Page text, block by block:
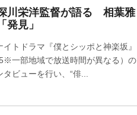
川栄洋監督が語る 相葉雅
見」
トドラマ『僕とシッポと神楽坂』
一部地域で放送時間が異なる）の
ビューを行い、“俳...